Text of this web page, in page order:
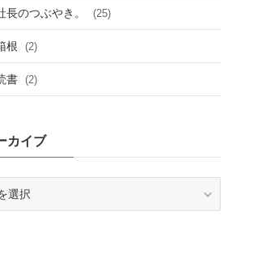
長のつぶやき。 (25)
根 (2)
書 (2)
カイブ